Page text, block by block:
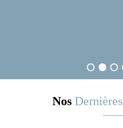
Nos Dernières